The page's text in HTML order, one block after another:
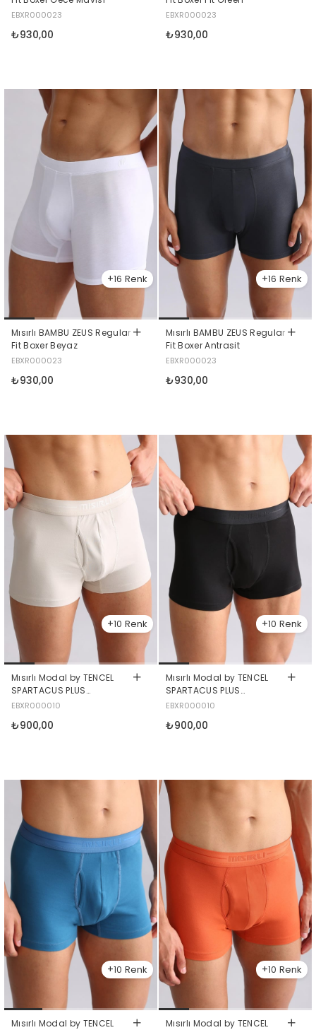
EBXR000023
₺930,00
EBXR000023
₺930,00
16
Mısırlı BAMBU ZEUS Regular
Fit Boxer Beyaz
EBXR000023
₺930,00
16
Mısırlı BAMBU ZEUS Regular
Fit Boxer Antrasit
EBXR000023
₺930,00
10
Mısırlı Modal by TENCEL
SPARTACUS PLUS
PERFORMANCE Boxer Toprak
EBXR000010
₺900,00
10
Mısırlı Modal by TENCEL
SPARTACUS PLUS
PERFORMANCE Boxer Siyah
EBXR000010
₺900,00
10
Mısırlı Modal by TENCEL
10
Mısırlı Modal by TENCEL